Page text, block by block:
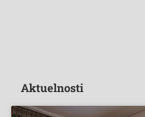
Aktuelnosti